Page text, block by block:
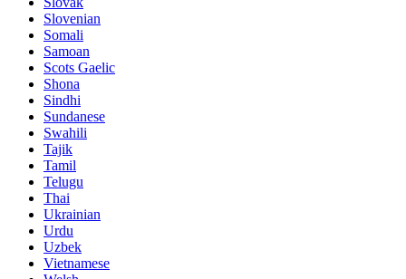
Slovenian
Somali
Samoan
Scots Gaelic
Shona
Sindhi
Sundanese
Swahili
Tajik
Tamil
Telugu
Thai
Ukrainian
Urdu
Uzbek
Vietnamese